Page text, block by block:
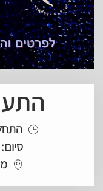
סיום: